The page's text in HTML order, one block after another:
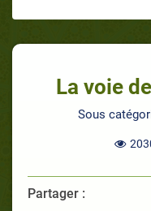
La voie
Sous
Partager :